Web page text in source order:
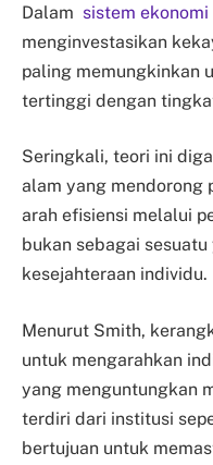
Dalam sistem ekonomi
menginvestasikan
paling memungkinkan
tertinggi dengan
Seringkali, teori ini
alam yang mendorong
arah efisiensi melalui
bukan sebagai
kesejahteraan individu.
Menurut Smith,
untuk mengarahkan
yang menguntungkan
terdiri dari institusi
bertujuan untuk